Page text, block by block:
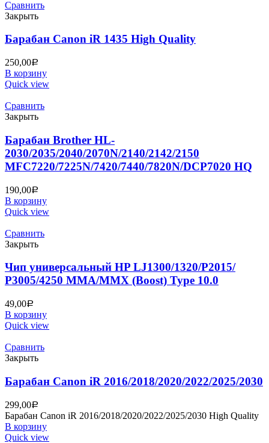
Сравнить
Закрыть
Барабан Canon iR 1435 High Quality
250,00Р
В корзину
Quick view
Сравнить
Закрыть
Барабан Brother HL-
2030/2035/2040/2070N/2140/2142/2150
MFC7220/7225N/7420/7440/7820N/DCP7020 HQ
190,00Р
В корзину
Quick view
Сравнить
Закрыть
Чип универсальный HP LJ1300/1320/P2015/
P3005/4250 MMA/MMX (Boost) Type 10.0
49,00Р
В корзину
Quick view
Сравнить
Закрыть
Барабан Canon iR 2016/2018/2020/2022/2025/2030
299,00Р
Барабан Canon iR 2016/2018/2020/2022/2025/2030 High Quality
В корзину
Quick view